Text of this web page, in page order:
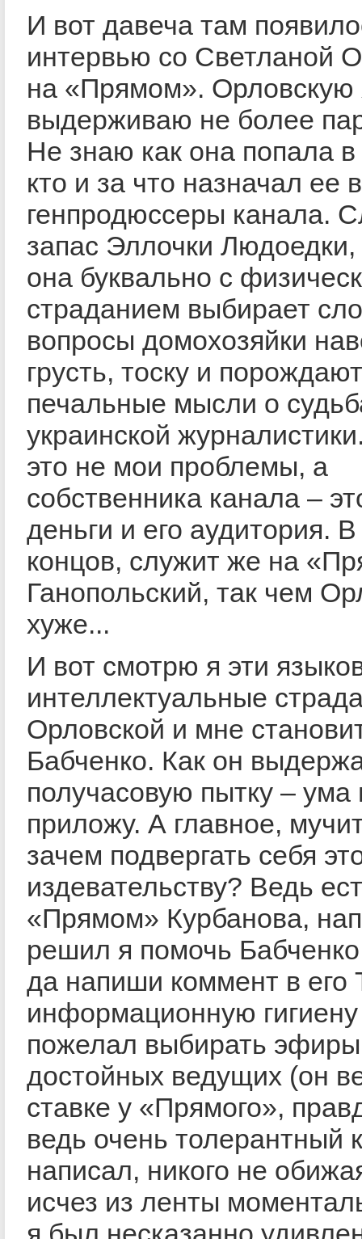
И вот давеча там
интервью со Светланой
на «Прямом». Орловскую
выдерживаю не более
Не знаю как она попала
кто и за что назначал ее в
генпродюссеры канала.
запас Эллочки Людоедки,
она буквально с
страданием выбирает
вопросы домохозяйки
грусть, тоску и порождают
печальные мысли о
украинской
это не мои проблемы, а
собственника канала –
деньги и его аудитория.
концов, служит же на
Ганопольский, так чем
хуже...
И вот смотрю я эти
интеллектуальные
Орловской и мне
Бабченко. Как он
получасовую пытку – ума
приложу. А главное,
зачем подвергать себя
издевательству? Ведь
«Прямом» Курбанова,
решил я помочь
да напиши коммент в его
информационную
пожелал выбирать
достойных ведущих (он
ставке у «Прямого»,
ведь очень толерантный
написал, никого не
исчез из ленты